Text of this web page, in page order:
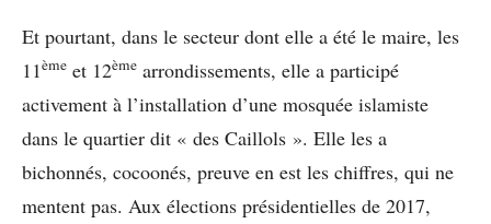
Et pourtant, dans le secteur dont elle a été le maire, les
11ème et 12ème arrondissements, elle a participé
activement à l’installation d’une mosquée islamiste
dans le quartier dit « des Caillols ». Elle les a
bichonnés, cocoonés, preuve en est les chiffres, qui ne
mentent pas. Aux élections présidentielles de 2017,